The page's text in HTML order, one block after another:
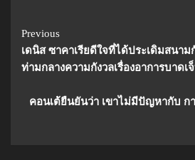
Continue
Reading
Previous
เดนิส ซาคาเรียดีใจที่ได้ประเดิมสนาม
ท่ามกลางความกังวลเรื่องอาการบาดเ
คอนเต้ยืนยันว่า เขาไม่มีปัญหากับ กา